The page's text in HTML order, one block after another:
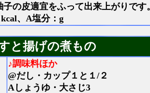
の皮適宜をふって出来上がりです
、A塩分：g
と揚げの煮もの
♪調味料ほか
@だし・カップ１と１/２
Aしょうゆ・大さじ3